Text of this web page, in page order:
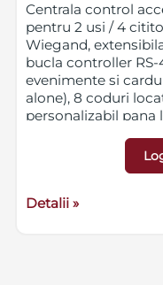
Centrala control
pentru 2 usi / 4
Wiegand,
bucla controller
evenimente si
alone), 8 coduri
personalizabil pana
export baza de
Detalii »